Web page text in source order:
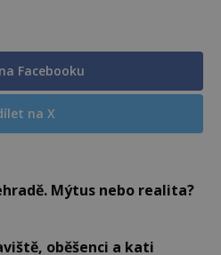
Facebooku
na X
Mýtus nebo realita?
oběšenci a kati